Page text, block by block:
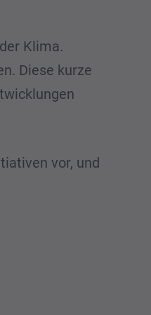
Klima.
Diese kurze
vor, und